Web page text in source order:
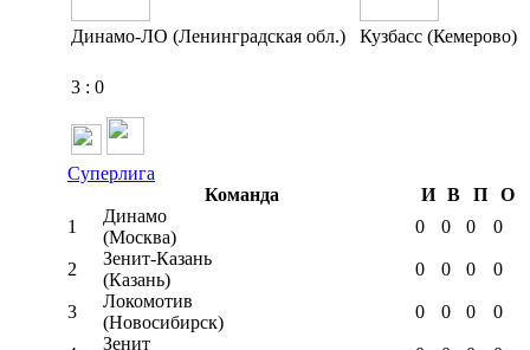
Динамо-ЛО (Ленинградская обл.) Кузбасс (Кемерово)
3 : 0
Суперлига
Команда
И В П
О
1
Динамо
(Москва)
0 0 0 0
2
Зенит-Казань
(Казань)
0 0 0 0
3
Локомотив
(Новосибирск)
0 0 0 0
Зенит